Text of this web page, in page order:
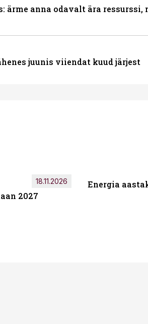
ärme anna odavalt ära ressurssi,
juunis viiendat kuud järjest
2027
18.11.2026 Energia